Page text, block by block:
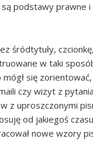
podstawy prawne
śródtytuły,
w taki
się
czy wizyt z
z uproszczonymi
od jakiegoś
nowe wzory